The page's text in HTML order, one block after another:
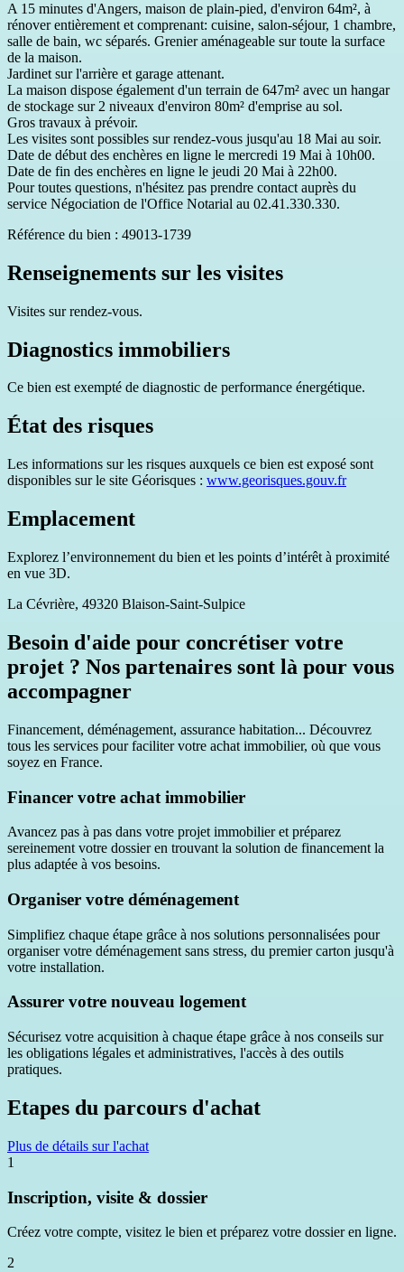
A 15 minutes d'Angers, maison de plain-pied, d'environ 64m², à
rénover entièrement et comprenant: cuisine, salon-séjour, 1 chambre,
salle de bain, wc séparés. Grenier aménageable sur toute la surface
de la maison.
Jardinet sur l'arrière et garage attenant.
La maison dispose également d'un terrain de 647m² avec un hangar
de stockage sur 2 niveaux d'environ 80m² d'emprise ​au sol.
Gros travaux à prévoir.
Les visites sont possibles sur rendez-vous jusqu'au 18 Mai au soir.
Date de début des enchères en ligne le mercredi 19 Mai à 10h00.
Date de fin des enchères en ligne le jeudi 20 Mai à 22h00.
Pour toutes questions, n'hésitez pas prendre contact auprès du
service Négociation de l'Office Notarial au 02.41.330.330.
Référence du bien : 49013-1739
Renseignements sur les visites
Visites sur rendez-vous.
Diagnostics immobiliers
Ce bien est exempté de diagnostic de performance énergétique.
État des risques
Les informations sur les risques auxquels ce bien est exposé sont
disponibles sur le site Géorisques : www.georisques.gouv.fr
Emplacement
Explorez l’environnement du bien et les points d’intérêt à proximité
en vue 3D.
La Cévrière, 49320 Blaison-Saint-Sulpice
Besoin d'aide pour concrétiser votre
projet ? Nos partenaires sont là pour vous
accompagner
Financement, déménagement, assurance habitation... Découvrez
tous les services pour faciliter votre achat immobilier, où que vous
soyez en France.
Financer votre achat immobilier
Avancez pas à pas dans votre projet immobilier et préparez
sereinement votre dossier en trouvant la solution de financement la
plus adaptée à vos besoins.
Organiser votre déménagement
Simplifiez chaque étape grâce à nos solutions personnalisées pour
organiser votre déménagement sans stress, du premier carton jusqu'à
votre installation.
Assurer votre nouveau logement
Sécurisez votre acquisition à chaque étape grâce à nos conseils sur
les obligations légales et administratives, l'accès à des outils
pratiques.
Etapes du parcours d'achat
Plus de détails sur l'achat
1
Inscription, visite & dossier
Créez votre compte, visitez le bien et préparez votre dossier en ligne.
2